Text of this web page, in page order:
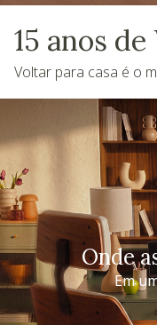
15 anos
Voltar para casa é o
Onde
Em